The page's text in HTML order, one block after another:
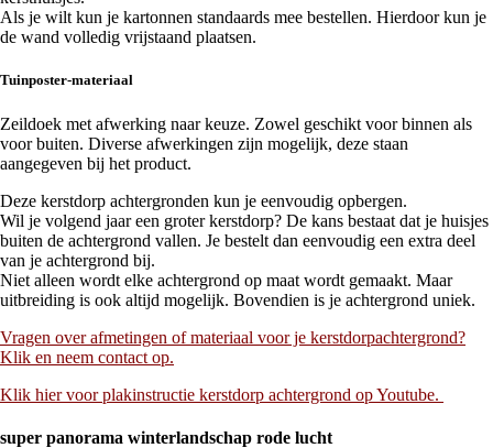
Als je wilt kun je kartonnen standaards mee bestellen. Hierdoor kun je
de wand volledig vrijstaand plaatsen.
Tuinposter-materiaal
Zeildoek met afwerking naar keuze. Zowel geschikt voor binnen als
voor buiten. Diverse afwerkingen zijn mogelijk, deze staan
aangegeven bij het product.
Deze kerstdorp achtergronden kun je eenvoudig opbergen.
Wil je volgend jaar een groter kerstdorp? De kans bestaat dat je huisjes
buiten de achtergrond vallen. Je bestelt dan eenvoudig een extra deel
van je achtergrond bij.
Niet alleen wordt elke achtergrond op maat wordt gemaakt. Maar
uitbreiding is ook altijd mogelijk. Bovendien is je achtergrond uniek.
Vragen over afmetingen of materiaal voor je kerstdorpachtergrond?
Klik en neem contact op.
Klik hier voor plakinstructie kerstdorp achtergrond op Youtube.
super panorama winterlandschap rode lucht